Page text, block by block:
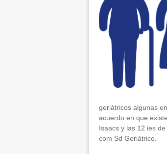
geriátricos algunas
acuerdo en que
Isaacs y las 12 ies
com Sd Geriátrico.